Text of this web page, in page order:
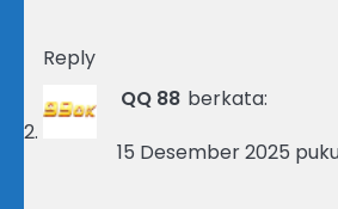
Reply
QQ 88 berkata:
15 Desember 2025